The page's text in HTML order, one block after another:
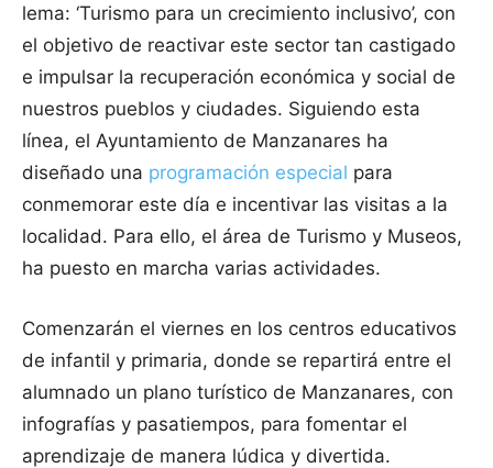
lema: ‘Turismo para un crecimiento inclusivo’, con
el objetivo de reactivar este sector tan castigado
e impulsar la recuperación económica y social de
nuestros pueblos y ciudades. Siguiendo esta
línea, el Ayuntamiento de Manzanares ha
diseñado una programación especial para
conmemorar este día e incentivar las visitas a la
localidad. Para ello, el área de Turismo y Museos,
ha puesto en marcha varias actividades.
Comenzarán el viernes en los centros educativos
de infantil y primaria, donde se repartirá entre el
alumnado un plano turístico de Manzanares, con
infografías y pasatiempos, para fomentar el
aprendizaje de manera lúdica y divertida.